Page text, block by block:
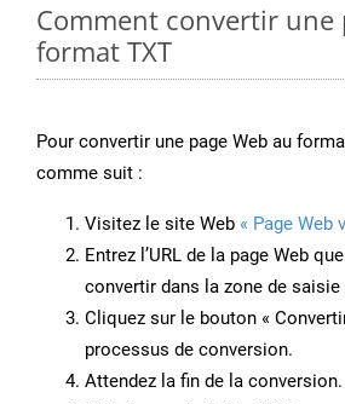
Comment convertir une
format TXT
Pour convertir une page Web au
comme suit :
Visitez le site Web « Page Web
Entrez l’URL de la page Web
convertir dans la zone de saisie
Cliquez sur le bouton «
processus de conversion.
Attendez la fin de la conversion.